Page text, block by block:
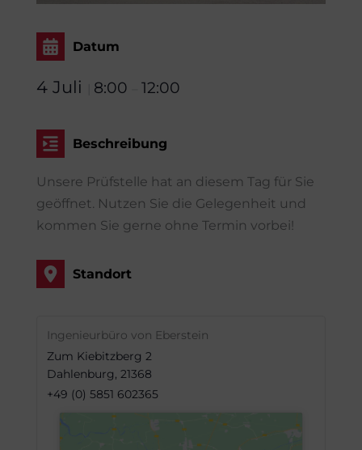
Datum
4 Juli 8:00 12:00
Beschreibung
Unsere Prüfstelle hat an diesem Tag für Sie
geöffnet. Nutzen Sie die Gelegenheit und
kommen Sie gerne ohne Termin vorbei!
Standort
Ingenieurbüro von Eberstein
Zum Kiebitzberg 2
Dahlenburg, 21368
+49 (0) 5851 602365